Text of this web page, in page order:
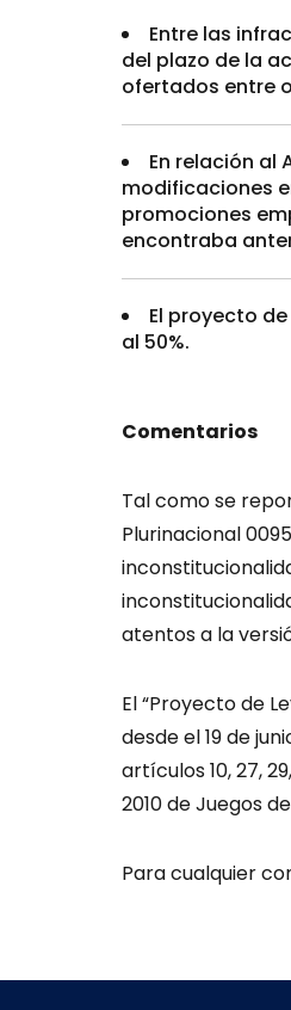
Entre las
del plazo de la
ofertados entre
En relación al
modificaciones
promociones
encontraba
El proyecto
al 50%.
Comentarios
Tal como se
Plurinacional
atentos a la
El “Proyecto de
desde el 19 de
artículos 10, 27,
2010 de Juegos
Para cualquier